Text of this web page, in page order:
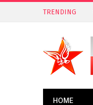
TRENDING
HOME